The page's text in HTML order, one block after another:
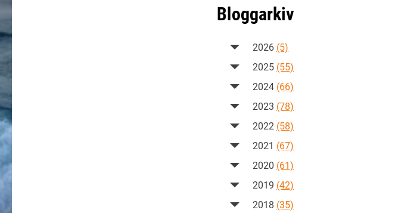
Bloggarkiv
2026 (5)
2025 (55)
2024 (66)
2023 (78)
2022 (58)
2021 (67)
2020 (61)
2019 (42)
2018 (35)